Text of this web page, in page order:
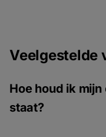
Veelgestelde
Hoe houd ik
staat?